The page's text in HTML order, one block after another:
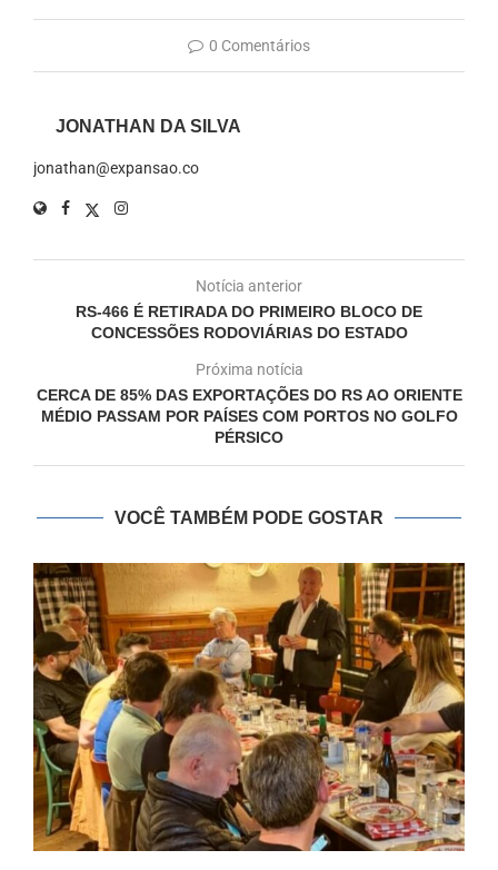
0 Comentários
JONATHAN DA SILVA
jonathan@expansao.co
Notícia anterior
RS-466 É RETIRADA DO PRIMEIRO BLOCO DE
CONCESSÕES RODOVIÁRIAS DO ESTADO
Próxima notícia
CERCA DE 85% DAS EXPORTAÇÕES DO RS AO ORIENTE
MÉDIO PASSAM POR PAÍSES COM PORTOS NO GOLFO
PÉRSICO
VOCÊ TAMBÉM PODE GOSTAR